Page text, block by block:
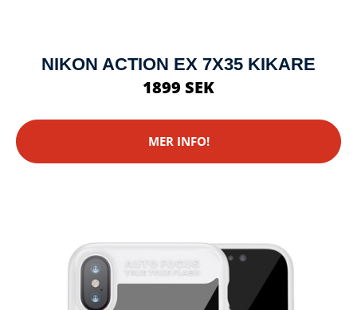
NIKON ACTION EX 7X35 KIKARE
1899 SEK
MER INFO!